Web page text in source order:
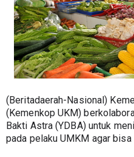
(Beritadaerah-Nasional)
(Kemenkop UKM)
Bakti Astra (YDBA) untuk
pada pelaku UMKM agar